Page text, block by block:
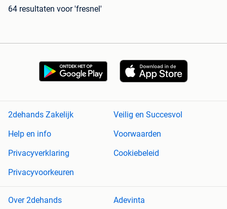
64 resultaten voor 'fresnel'
2dehands Zakelijk
Veilig en Succesvol
Help en info
Voorwaarden
Privacyverklaring
Cookiebeleid
Privacyvoorkeuren
Over 2dehands Adevinta